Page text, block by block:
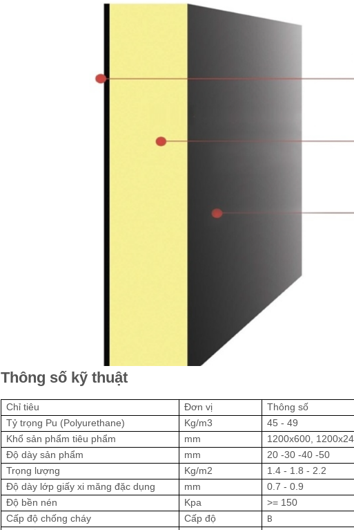
Thông số kỹ thuật
Chỉ tiêu Đơn vị
Thông số
Tỷ trọng Pu (Polyurethane)
Kg/m3
45 - 49
Khổ sản phẩm tiêu phẩm
mm
1200x600,
Độ dày sản phẩm
mm
20 -30 -40 -50
Trọng lượng
Kg/m2
1.4 - 1.8 - 2.2
Độ dày lớp giấy xi măng đặc dụng
mm
0.7 - 0.9
Độ bền nén
Kpa
>= 150
Cấp độ chống cháy
Cấp độ B